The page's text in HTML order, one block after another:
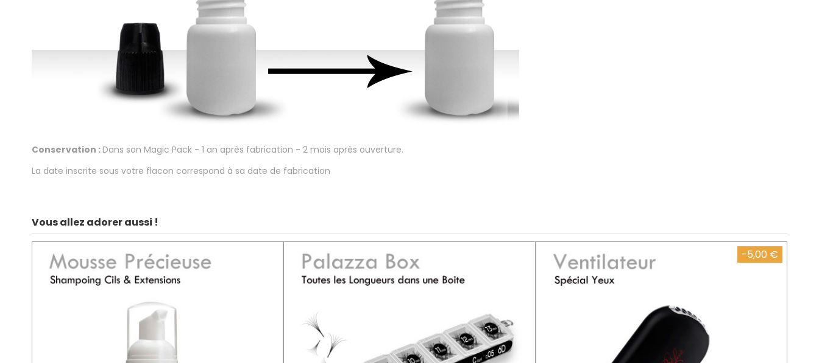
Conservation :Dans son Magic Pack - 1 an après fabrication - 2 mois après ouverture.
La date inscrite sous votre flacon correspond à sa date de fabrication
Vous allez adorer aussi !
-5,00 €